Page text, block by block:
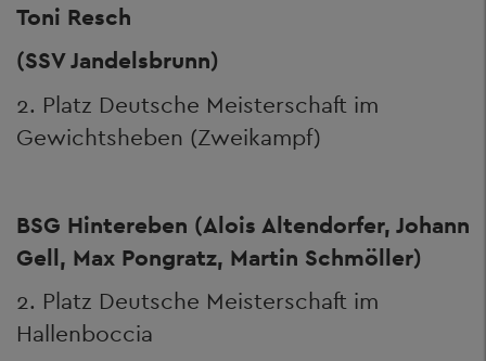
Toni Resch
(SSV Jandelsbrunn)
2. Platz Deutsche Meisterschaft im
Gewichtsheben (Zweikampf)
BSG Hintereben (Alois Altendorfer, Johann
Gell, Max Pongratz, Martin Schmöller)
2. Platz Deutsche Meisterschaft im
Hallenboccia